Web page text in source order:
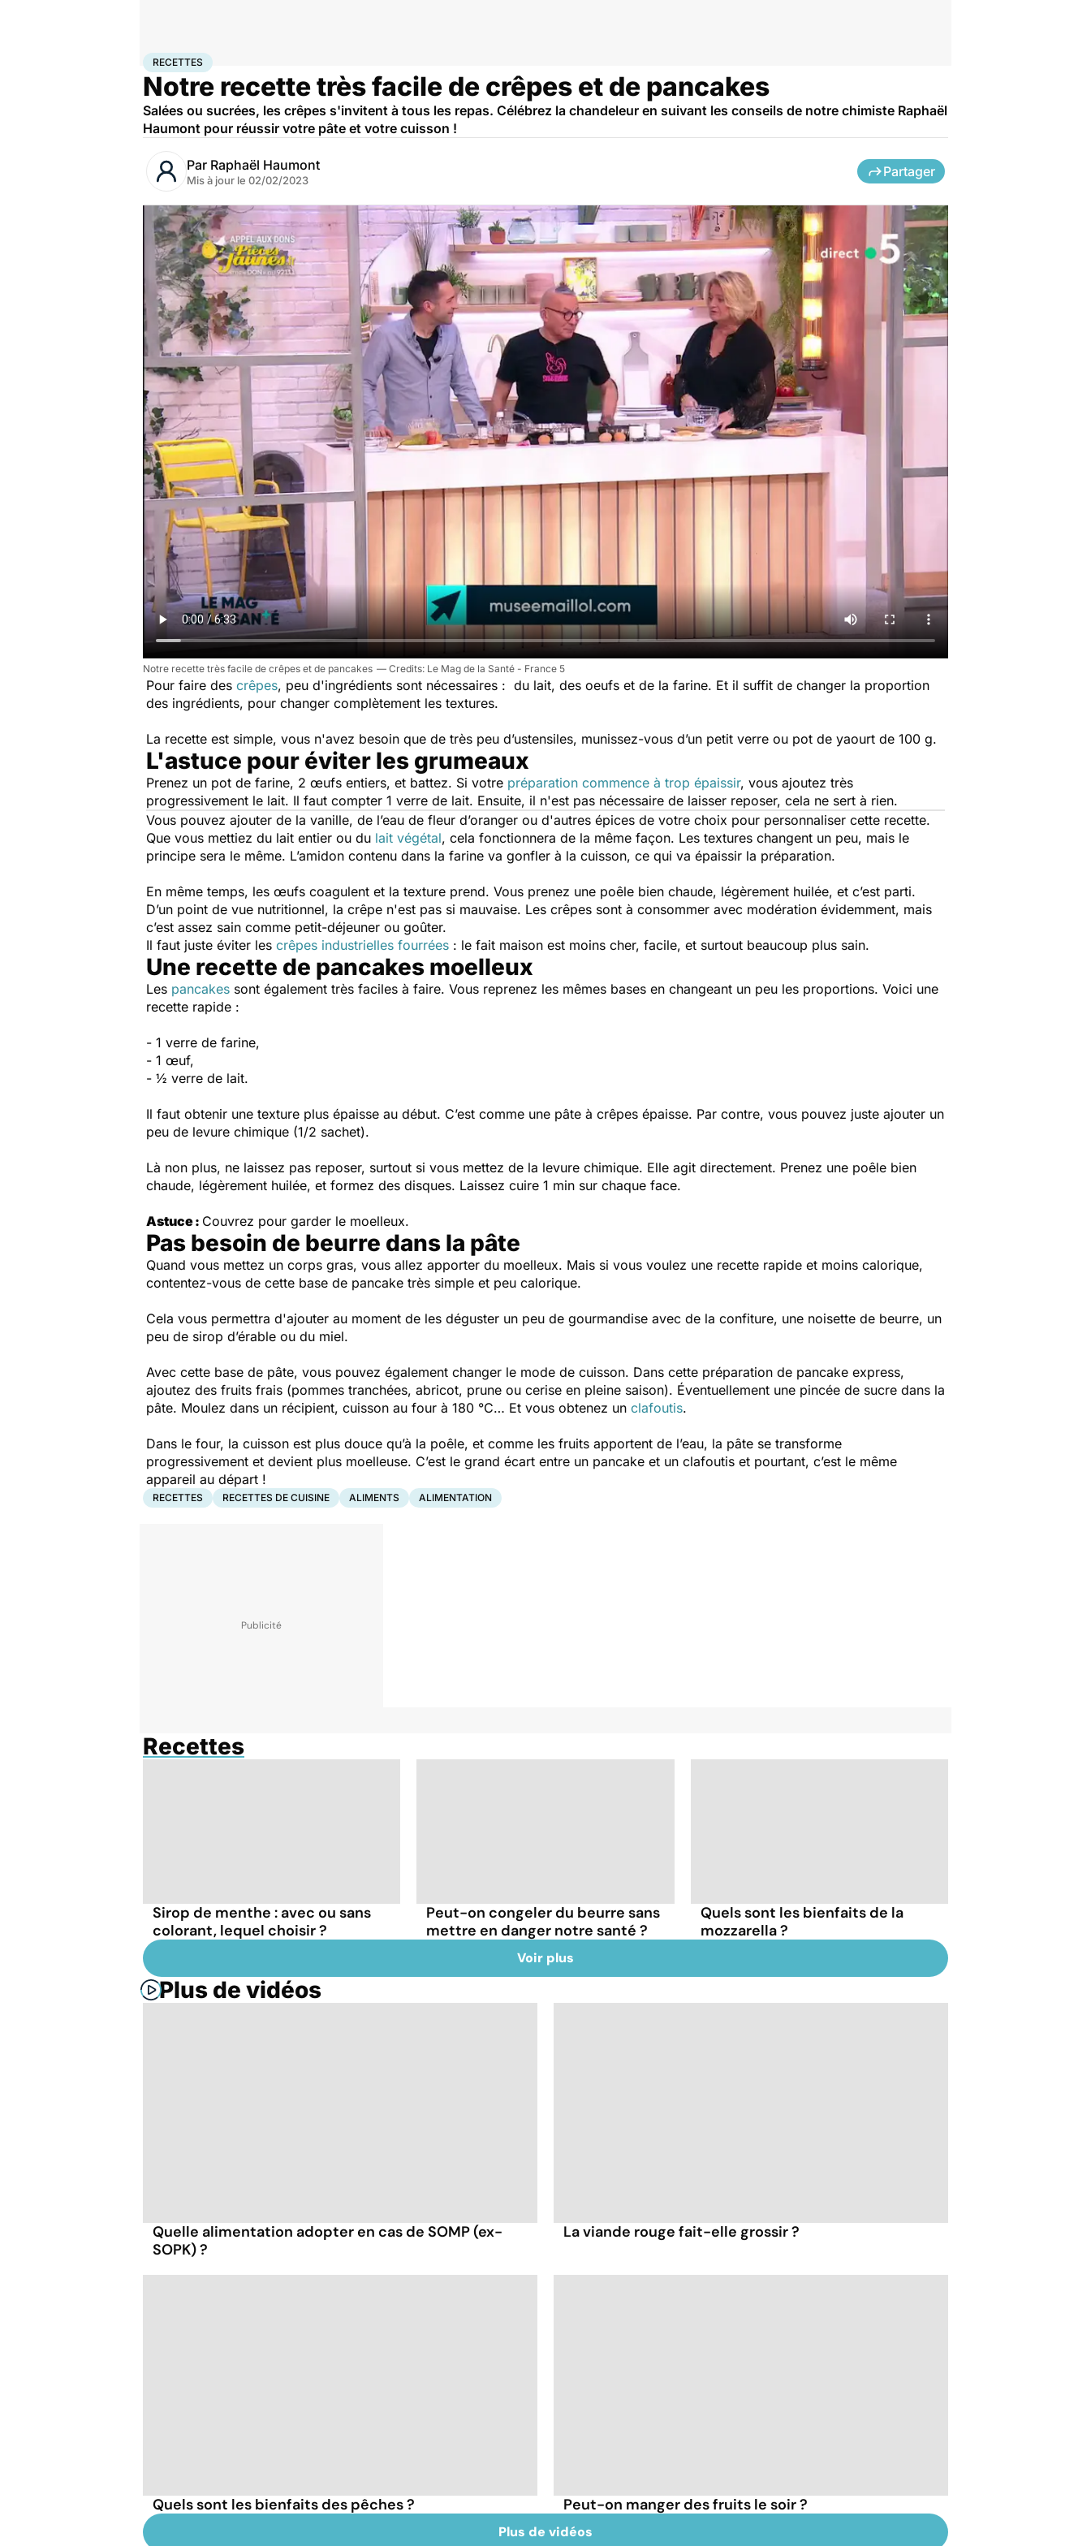
AccueilBien-être
RECETTES
Notre recette très facile de crêpes et de pancakes
Salées ou sucrées, les crêpes s'invitent à tous les repas. Célébrez la chandeleur en suivant les conseils de notre chimiste Raphaël
Haumont pour réussir votre pâte et votre cuisson !
Par Raphaël Haumont
Mis à jour le 02/02/2023
Partager
Notre recette très facile de crêpes et de pancakes Le Mag de la Santé - France 5
Pour faire des crêpes, peu d'ingrédients sont nécessaires : du lait, des oeufs et de la farine. Et il suffit de changer la proportion
des ingrédients, pour changer complètement les textures.
La recette est simple, vous n'avez besoin que de très peu d’ustensiles, munissez-vous d’un petit verre ou pot de yaourt de 100 g.
L'astuce pour éviter les grumeaux
Prenez un pot de farine, 2 œufs entiers, et battez. Si votre préparation commence à trop épaissir, vous ajoutez très
progressivement le lait. Il faut compter 1 verre de lait. Ensuite, il n'est pas nécessaire de laisser reposer, cela ne sert à rien.
Vous pouvez ajouter de la vanille, de l’eau de fleur d’oranger ou d'autres épices de votre choix pour personnaliser cette recette.
Que vous mettiez du lait entier ou du lait végétal, cela fonctionnera de la même façon. Les textures changent un peu, mais le
principe sera le même. L’amidon contenu dans la farine va gonfler à la cuisson, ce qui va épaissir la préparation.
En même temps, les œufs coagulent et la texture prend. Vous prenez une poêle bien chaude, légèrement huilée, et c’est parti.
D’un point de vue nutritionnel, la crêpe n'est pas si mauvaise. Les crêpes sont à consommer avec modération évidemment, mais
c’est assez sain comme petit-déjeuner ou goûter.
Il faut juste éviter les crêpes industrielles fourrées : le fait maison est moins cher, facile, et surtout beaucoup plus sain.
Une recette de pancakes moelleux
Les pancakes sont également très faciles à faire. Vous reprenez les mêmes bases en changeant un peu les proportions. Voici une
recette rapide :
- 1 verre de farine,
- 1 œuf,
- ½ verre de lait.
Il faut obtenir une texture plus épaisse au début. C’est comme une pâte à crêpes épaisse. Par contre, vous pouvez juste ajouter un
peu de levure chimique (1/2 sachet).
Là non plus, ne laissez pas reposer, surtout si vous mettez de la levure chimique. Elle agit directement. Prenez une poêle bien
chaude, légèrement huilée, et formez des disques. Laissez cuire 1 min sur chaque face.
Astuce : Couvrez pour garder le moelleux.
Pas besoin de beurre dans la pâte
Quand vous mettez un corps gras, vous allez apporter du moelleux. Mais si vous voulez une recette rapide et moins calorique,
contentez-vous de cette base de pancake très simple et peu calorique.
Cela vous permettra d'ajouter au moment de les déguster un peu de gourmandise avec de la confiture, une noisette de beurre, un
peu de sirop d’érable ou du miel.
Avec cette base de pâte, vous pouvez également changer le mode de cuisson. Dans cette préparation de pancake express,
ajoutez des fruits frais (pommes tranchées, abricot, prune ou cerise en pleine saison). Éventuellement une pincée de sucre dans la
pâte. Moulez dans un récipient, cuisson au four à 180 °C… Et vous obtenez un clafoutis.
Dans le four, la cuisson est plus douce qu’à la poêle, et comme les fruits apportent de l’eau, la pâte se transforme
progressivement et devient plus moelleuse. C’est le grand écart entre un pancake et un clafoutis et pourtant, c’est le même
appareil au départ !
RECETTES RECETTES DE CUISINE ALIMENTS ALIMENTATION
Recettes
Sirop de menthe : avec ou sans
colorant, lequel choisir ?
Peut-on congeler du beurre sans
mettre en danger notre santé ?
Quels sont les bienfaits de la
mozzarella ?
Voir plus
Plus de vidéos
Quelle alimentation adopter en cas de SOMP (ex-
SOPK) ?
La viande rouge fait-elle grossir ?
Quels sont les bienfaits des pêches ? Peut-on manger des fruits le soir ?
Plus de vidéos